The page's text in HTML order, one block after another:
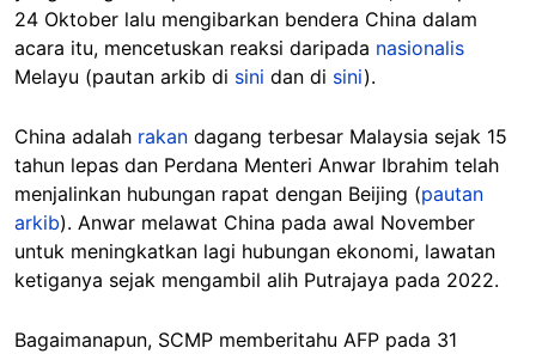
24 Oktober lalu mengibarkan bendera China dalam
acara itu, mencetuskan reaksi daripada nasionalis
Melayu (pautan arkib di sini dan di sini).
China adalah rakan dagang terbesar Malaysia sejak 15
tahun lepas dan Perdana Menteri Anwar Ibrahim telah
menjalinkan hubungan rapat dengan Beijing (pautan
arkib). Anwar melawat China pada awal November
untuk meningkatkan lagi hubungan ekonomi, lawatan
ketiganya sejak mengambil alih Putrajaya pada 2022.
Bagaimanapun, SCMP memberitahu AFP pada 31